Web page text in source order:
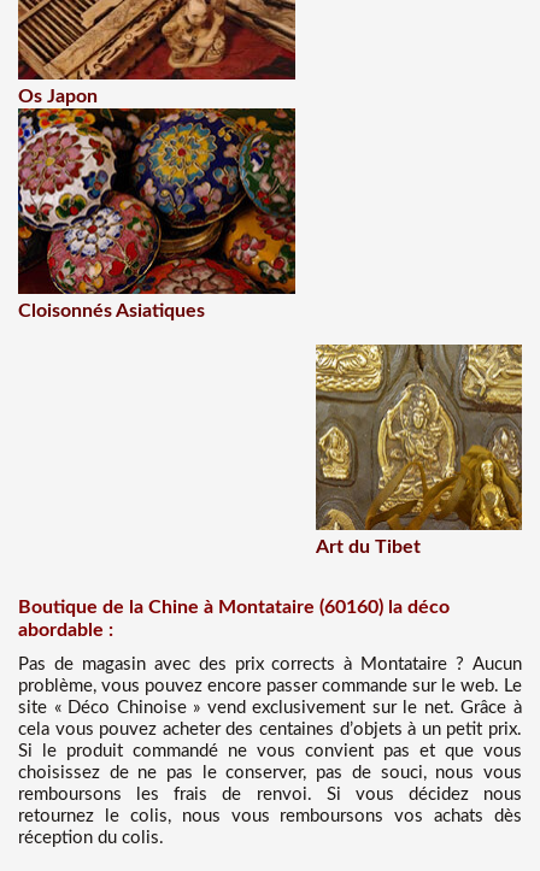
Os Japon
Cloisonnés Asiatiques
Art du Tibet
Boutique de la Chine à Montataire (60160) la déco
abordable :
Pas de magasin avec des prix corrects à Montataire ? Aucun
problème, vous pouvez encore passer commande sur le web. Le
site « Déco Chinoise » vend exclusivement sur le net. Grâce à
cela vous pouvez acheter des centaines d’objets à un petit prix.
Si le produit commandé ne vous convient pas et que vous
choisissez de ne pas le conserver, pas de souci, nous vous
remboursons les frais de renvoi. Si vous décidez nous
retournez le colis, nous vous remboursons vos achats dès
réception du colis.